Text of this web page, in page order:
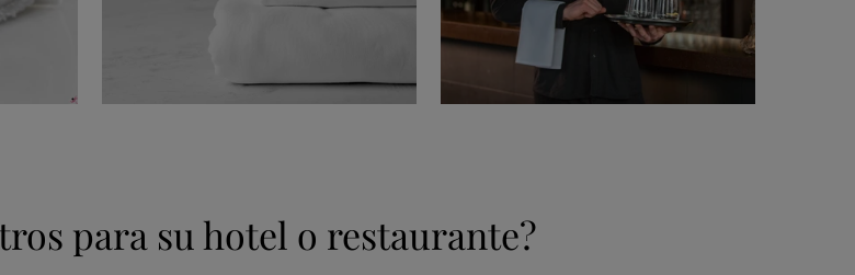
para su hotel o restaurante?